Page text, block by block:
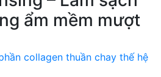
ẩm mềm mượt